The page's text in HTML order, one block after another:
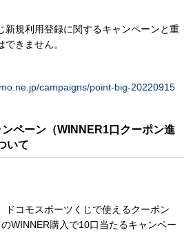
新規利用登録に関するキャンペーンと重
きません。
campaigns/point-big-20220915
ペーン（WINNER1口クーポン進
いて
ドコモスポーツくじで使えるクーポン
のWINNER購入で10口当たるキャンペー